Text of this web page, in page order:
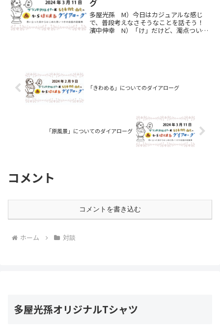
グ
多屋光孫 M）今日はカジュアルな感じ
で、普段考えなさそうなことを話そう！
濱中伸幸 N）「け」だけど、濁点ついた
「きわめる」についてのダイアローグ
「原風景」についてのダイアローグ
コメント
コメントを書き込む
ホーム 対談
多屋光孫オリジナルTシャツ